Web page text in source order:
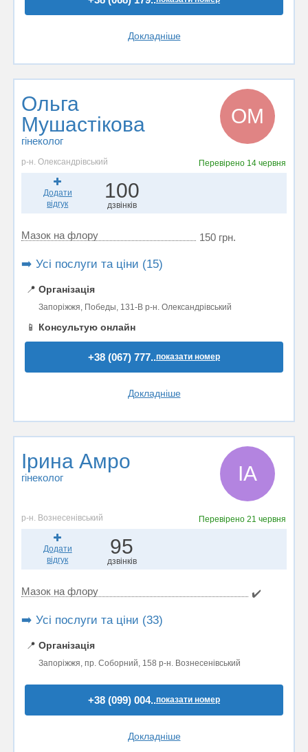
Докладніше
Ольга
Мушастікова
гінеколог
ОМ
р-н. Олександрівський Перевірено 14 червня
Додати
відгук
100
дзвінків
Мазок на флору 150 грн.
➡️ Усі послуги та ціни (15)
📍 Організація
Запоріжжя, Победы, 131-В р-н. Олександрівський
📱 Консультую онлайн
+38 (067) 777..показати номер
Докладніше
Ірина Амро
гінеколог ІА
р-н. Вознесенівський Перевірено21 червня
Додати
відгук
95
дзвінків
Мазок на флору ✔️
➡️ Усі послуги та ціни (33)
📍 Організація
Запоріжжя, пр. Соборний, 158 р-н. Вознесенівський
+38 (099) 004..показати номер
Докладніше